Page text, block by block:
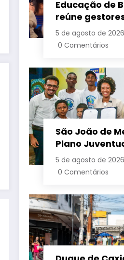
Educação de
reúne
ações e
planejamento
5 de agosto de 2026
0 Comentários
São João de
Plano
Viva durante
ministra da
5 de agosto de 2026
0 Comentários